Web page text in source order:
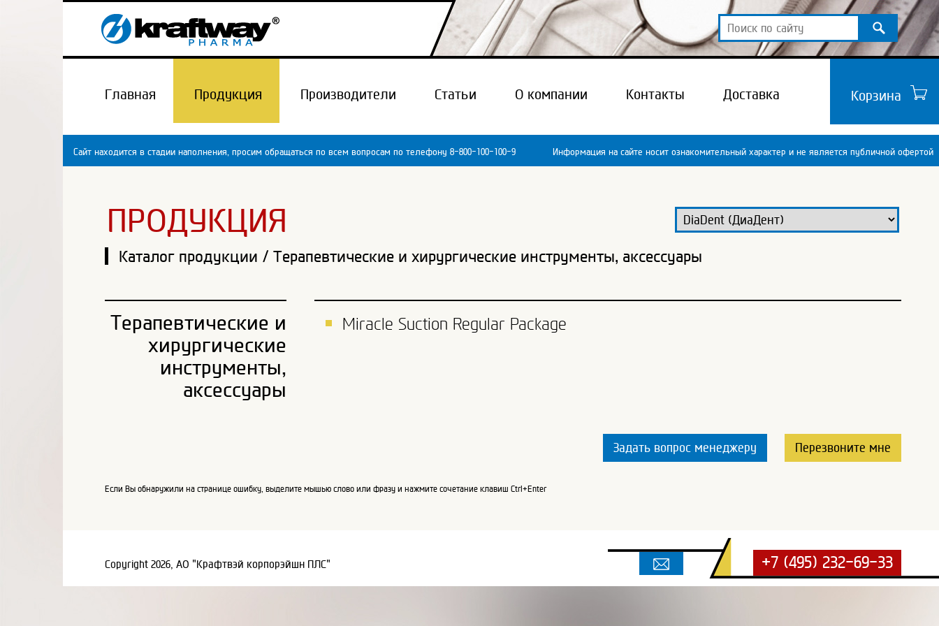
Главная Продукция Производители Статьи О компании Контакты Доставка Корзина
Сайт находится в стадии наполнения, просим обращаться по всем вопросам по телефону 8-800-100-100-9 Информация на сайте носит ознакомительный характер и не является публичной офертой
ПРОДУКЦИЯ
Каталог продукции / Терапевтические и хирургические инструменты, аксессуары
Терапевтические и
хирургические
инструменты,
аксессуары
Miracle Suction Regular Package
Задать вопрос менеджеру Перезвоните мне
Если Вы обнаружили на странице ошибку, выделите мышью слово или фразу и нажмите сочетание клавиш Ctrl+Enter
Copyright 2026, АО "Крафтвэй корпорэйшн ПЛС" +7 (495) 232-69-33